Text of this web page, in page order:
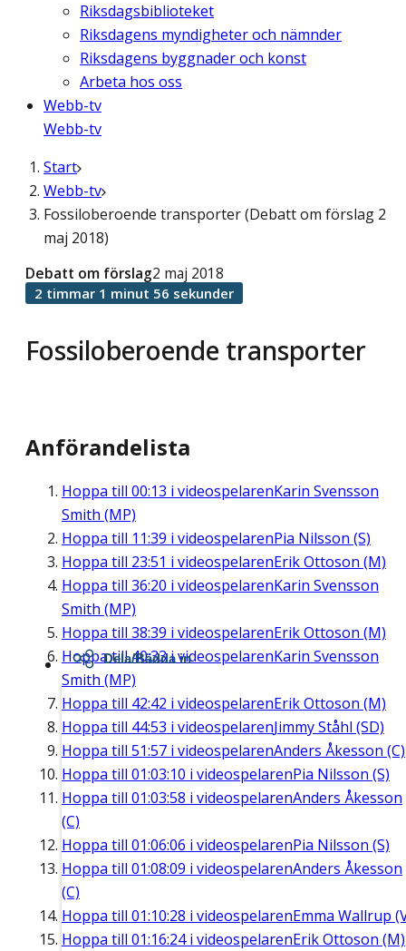
Riksdagsbiblioteket
Riksdagens myndigheter och nämnder
Riksdagens byggnader och konst
Arbeta hos oss
Webb-tv
Webb-tv
Start
Webb-tv
Fossiloberoende transporter (Debatt om förslag 2
maj 2018)
Fossiloberoende transporter
Debatt om förslag2 maj 2018
2 timmar 1 minut 56 sekunder
Anförandelista
Hoppa till 00:13 i videospelarenKarin Svensson
Smith (MP)
Hoppa till 11:39 i videospelarenPia Nilsson (S)
Hoppa till 23:51 i videospelarenErik Ottoson (M)
Hoppa till 36:20 i videospelarenKarin Svensson
Smith (MP)
Hoppa till 38:39 i videospelarenErik Ottoson (M)
Hoppa till40:33i videospelarenKarin Svensson
Smith (MP)
Hoppa till 42:42 i videospelarenErik Ottoson (M)
Hoppa till 44:53 i videospelarenJimmy Ståhl (SD)
Hoppa till 51:57 i videospelarenAnders Åkesson (C)
Hoppa till 01:03:10 i videospelarenPia Nilsson (S)
Hoppa till 01:03:58 i videospelarenAnders Åkesson
(C)
Hoppa till 01:06:06 i videospelarenPia Nilsson (S)
Hoppa till 01:08:09 i videospelarenAnders Åkesson
(C)
Hoppa till 01:10:28 i videospelarenEmma Wallrup
Hoppa till 01:16:24i videospelarenErik Ottoson (M)
Dela/Bädda in